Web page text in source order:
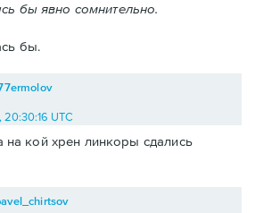
бы явно сомнительно.
бы.
20:30:16 UTC
на кой хрен линкоры сдались